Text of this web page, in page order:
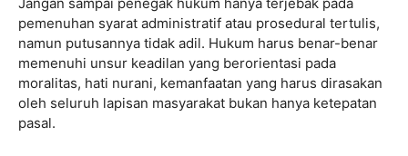
pemenuhan syarat administratif atau prosedural tertulis,
namun putusannya tidak adil. Hukum harus benar-benar
memenuhi unsur keadilan yang berorientasi pada
moralitas, hati nurani, kemanfaatan yang harus dirasakan
oleh seluruh lapisan masyarakat bukan hanya ketepatan
pasal.